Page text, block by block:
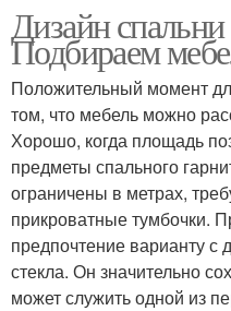
Окна в маленьком
помещении
Спальня без окна-
перепланировка
Дизайн спальни
Подбираем
Положительный момент
том, что мебель можно
Хорошо, когда площадь
предметы спального
ограничены в метрах,
прикроватные тумбочки.
предпочтение варианту с
стекла. Он значительно
может служить одной из